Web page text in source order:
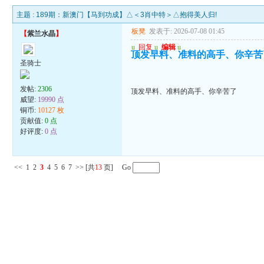
主题 : 189期：新澳门【马到功成】△＜3肖中特＞△抱得美人归!
【紫兰水晶】
圣骑士
发帖:2306
威望: 19990 点
铜币: 10127 枚
贡献值:0 点
好评度:0 点
板凳 发表于: 2026-07-08 01:45
u 回复 u 编辑 u
顶发早料、准料的高手、你辛苦
顶发早料、准料的高手、你辛苦了
<< 1 2 3 4 5 6 7 >> [共13 页] Go